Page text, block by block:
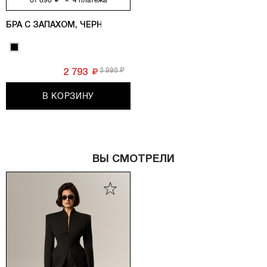
БРА С ЗАПАХОМ, ЧЕРНЫЙ
3 990
2 793
В КОРЗИНУ
ВЫ СМОТРЕЛИ